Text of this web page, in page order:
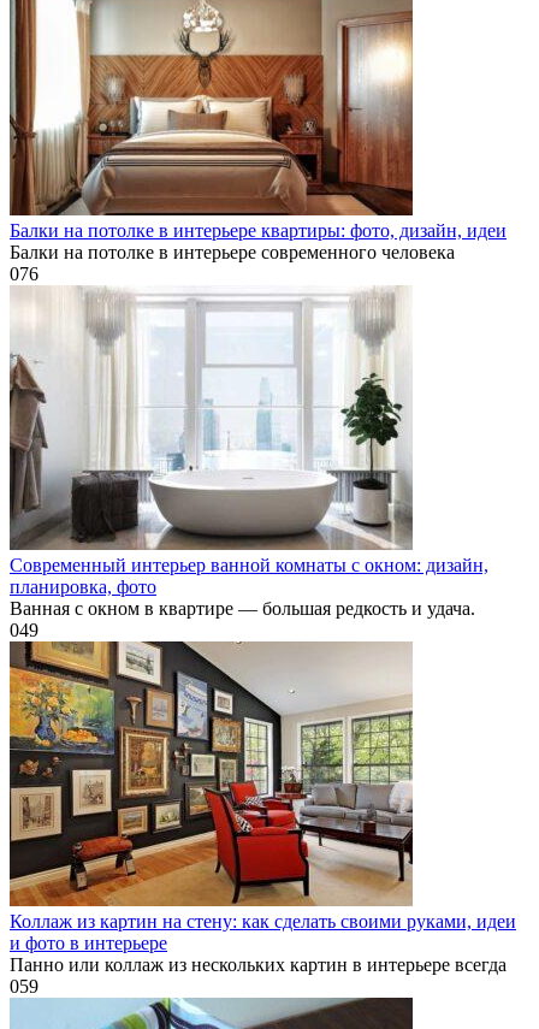
Балки на потолке в интерьере квартиры: фото, дизайн, идеи
Балки на потолке в интерьере современного человека
076
Современный интерьер ванной комнаты с окном: дизайн,
планировка, фото
Ванная с окном в квартире — большая редкость и удача.
049
Коллаж из картин на стену: как сделать своими руками, идеи
и фото в интерьере
Панно или коллаж из нескольких картин в интерьере всегда
059